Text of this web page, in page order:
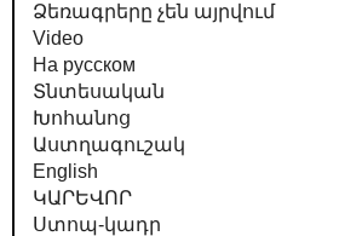
Ձեռագրերը չեն այրվում
Video
На русском
Տնտեսական
Խոհանոց
Աստղագուշակ
English
ԿԱՐԵՎՈՐ
Ստոպ-կադր